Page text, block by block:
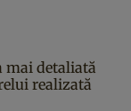
mai detaliată
realizată